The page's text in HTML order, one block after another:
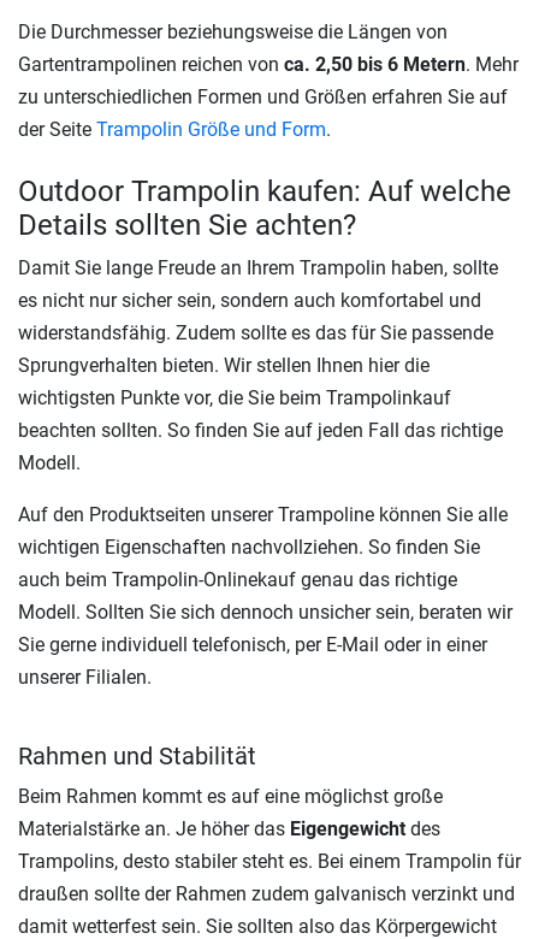
Die Durchmesser beziehungsweise die Längen von
Gartentrampolinen reichen von ca. 2,50 bis 6 Metern. Mehr
zu unterschiedlichen Formen und Größen erfahren Sie auf
der Seite Trampolin Größe und Form.
Outdoor Trampolin kaufen: Auf welche
Details sollten Sie achten?
Damit Sie lange Freude an Ihrem Trampolin haben, sollte
es nicht nur sicher sein, sondern auch komfortabel und
widerstandsfähig. Zudem sollte es das für Sie passende
Sprungverhalten bieten. Wir stellen Ihnen hier die
wichtigsten Punkte vor, die Sie beim Trampolinkauf
beachten sollten. So finden Sie auf jeden Fall das richtige
Modell.
Auf den Produktseiten unserer Trampoline können Sie alle
wichtigen Eigenschaften nachvollziehen. So finden Sie
auch beim Trampolin-Onlinekauf genau das richtige
Modell. Sollten Sie sich dennoch unsicher sein, beraten wir
Sie gerne individuell telefonisch, per E-Mail oder in einer
unserer Filialen.
Rahmen und Stabilität
Beim Rahmen kommt es auf eine möglichst große
Materialstärke an. Je höher das Eigengewicht des
Trampolins, desto stabiler steht es. Bei einem Trampolin für
draußen sollte der Rahmen zudem galvanisch verzinkt und
damit wetterfest sein. Sie sollten also das Körpergewicht